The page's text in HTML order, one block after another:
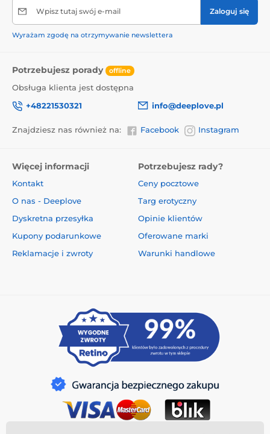
Wpisz tutaj swój e-mail Zaloguj się
Wyrażam zgodę na otrzymywanie newslettera
Potrzebujesz porady offline
Obsługa klienta jest dostępna
+48221530321
info@deeplove.pl
Znajdziesz nas również na: Facebook Instagram
Więcej informacji
Kontakt
O nas - Deeplove
Dyskretna przesyłka
Kupony podarunkowe
Reklamacje i zwroty
Potrzebujesz rady?
Ceny pocztowe
Targ erotyczny
Opinie klientów
Oferowane marki
Warunki handlowe